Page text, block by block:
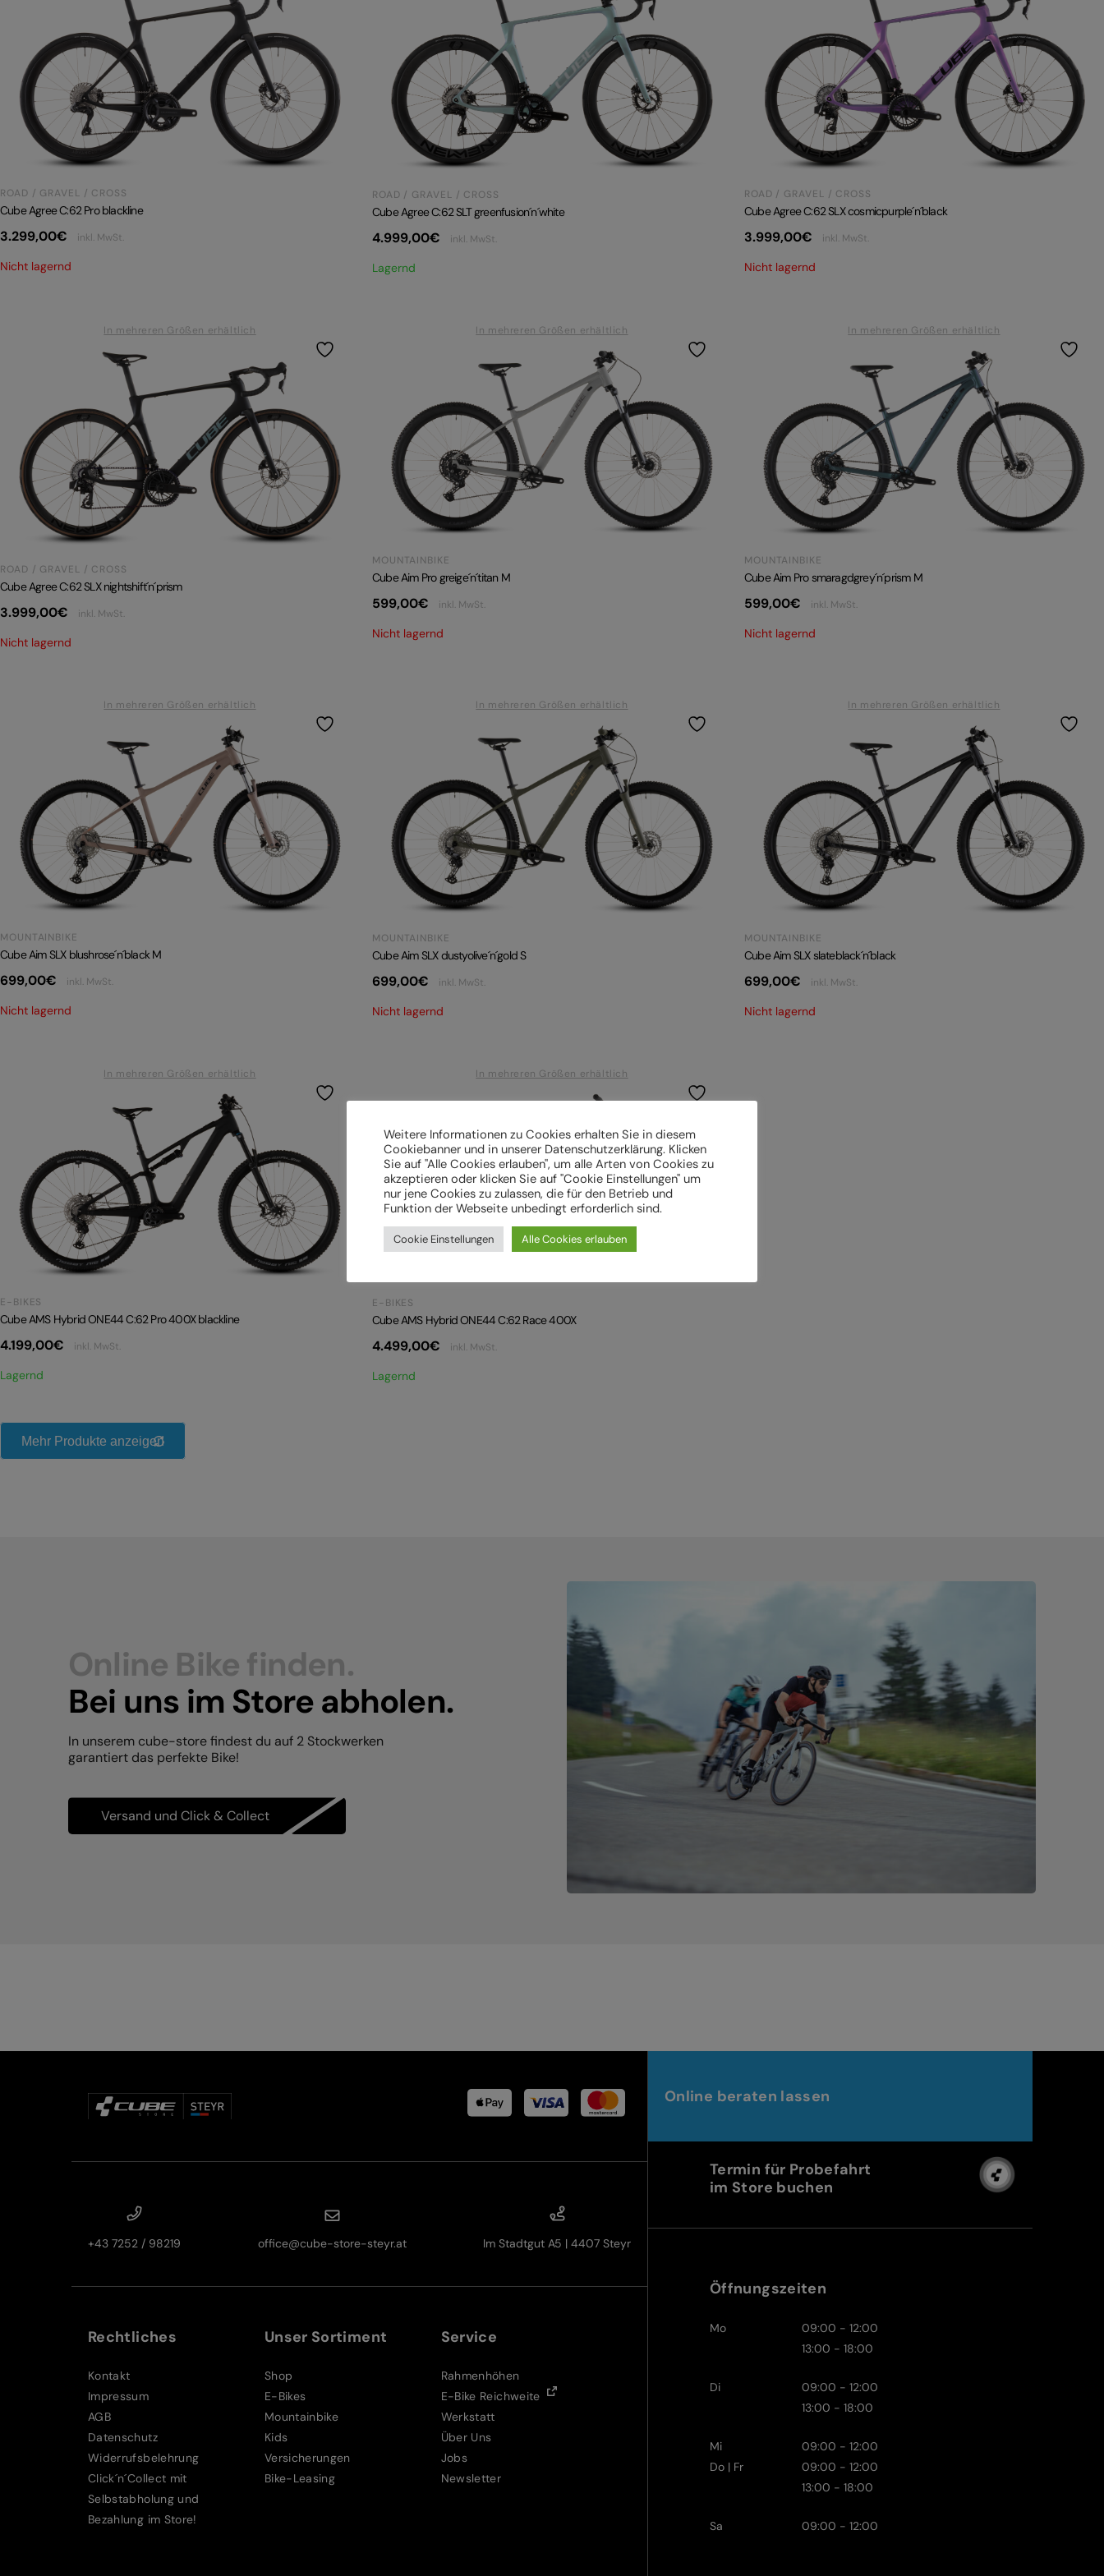
ROAD / GRAVEL / CROSS
Cube Agree C:62 Pro blackline
3.299,00€ inkl. MwSt.
Nicht lagernd
ROAD / GRAVEL / CROSS
Cube Agree C:62 SLT greenfusion´n´white
4.999,00€ inkl. MwSt.
Lagernd
ROAD / GRAVEL / CROSS
Cube Agree C:62 SLX cosmicpurple´n´black
3.999,00€ inkl. MwSt.
Nicht lagernd
In mehreren Größen erhältlich
ROAD / GRAVEL / CROSS
Cube Agree C:62 SLX nightshift´n´prism
3.999,00€ inkl. MwSt.
Nicht lagernd
In mehreren Größen erhältlich
MOUNTAINBIKE
Cube Aim Pro greige´n´titan M
599,00€ inkl. MwSt.
Nicht lagernd
In mehreren Größen erhältlich
MOUNTAINBIKE
Cube Aim Pro smaragdgrey´n´prism M
599,00€ inkl. MwSt.
Nicht lagernd
In mehreren Größen erhältlich
MOUNTAINBIKE
Cube Aim SLX blushrose´n´black M
699,00€ inkl. MwSt.
Nicht lagernd
In mehreren Größen erhältlich
MOUNTAINBIKE
Cube Aim SLX dustyolive´n´gold S
699,00€ inkl. MwSt.
Nicht lagernd
In mehreren Größen erhältlich
MOUNTAINBIKE
Cube Aim SLX slateblack´n´black
699,00€ inkl. MwSt.
Nicht lagernd
In mehreren Größen erhältlich
E-BIKES
Cube AMS Hybrid ONE44 C:62 Pro 400X blackline
4.199,00€ inkl. MwSt.
Lagernd
In mehreren Größen erhältlich
E-BIKES
Cube AMS Hybrid ONE44 C:62 Race 400X
4.499,00€ inkl. MwSt.
Lagernd
Mehr Produkte anzeigen
Online Bike finden.
Bei uns im Store abholen.
In unserem cube-store findest du auf 2 Stockwerken
garantiert das perfekte Bike!
Versand und Click & Collect
+43 7252 / 98219 office@cube-store-steyr.at Im Stadtgut A5 | 4407 Steyr
Rechtliches
Kontakt
Impressum
AGB
Datenschutz
Widerrufsbelehrung
Click´n´Collect mit
Selbstabholung und
Bezahlung im Store!
Unser Sortiment
Shop
E-Bikes
Mountainbike
Kids
Versicherungen
Bike-Leasing
Service
Rahmenhöhen
E-Bike Reichweite
Werkstatt
Über Uns
Jobs
Newsletter
Online beraten lassen
Termin für Probefahrt
im Store buchen
Öffnungszeiten
Mo
09:00 - 12:00
13:00 - 18:00
Di
09:00 - 12:00
13:00 - 18:00
Mi
09:00 - 12:00
Do | Fr
09:00 - 12:00
13:00 - 18:00
Sa 09:00 - 12:00
Weitere Informationen zu Cookies erhalten Sie in diesem
Cookiebanner und in unserer Datenschutzerklärung. Klicken
Sie auf "Alle Cookies erlauben", um alle Arten von Cookies zu
akzeptieren oder klicken Sie auf "Cookie Einstellungen" um
nur jene Cookies zu zulassen, die für den Betrieb und
Funktion der Webseite unbedingt erforderlich sind.
Cookie Einstellungen Alle Cookies erlauben